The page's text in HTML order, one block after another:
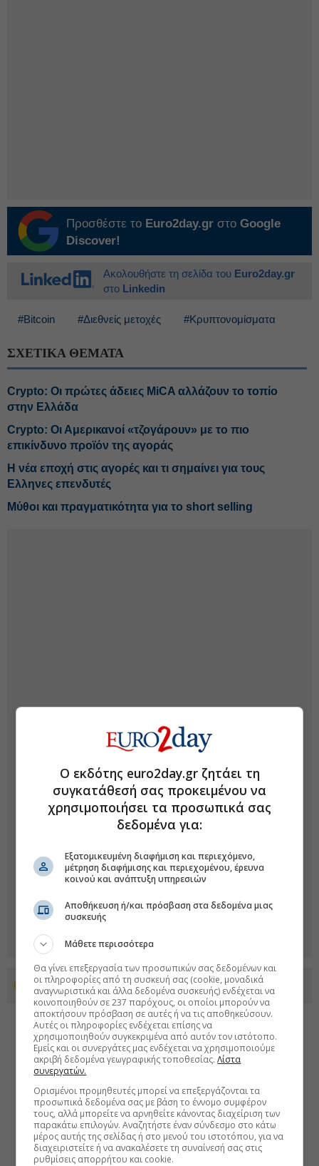
Προσθέστε το Euro2day.gr στο Google
Discover!
Ακολουθήστε τη σελίδα του Euro2day.gr
στο Linkedin
#Bitcoin #Διεθνείς μετοχές #Κρυπτονομίσματα
ΣΧΕΤΙΚΑ ΘΕΜΑΤΑ
Crypto: Οι πρώτες άδειες MiCA αλλάζουν το τοπίο
στην Ελλάδα
Crypto: Οι Αμερικανοί «τζογάρουν» με το πιο
επικίνδυνο προϊόν της αγοράς
Η νέα εποχή στις αγορές και τι σημαίνει για τους
Ελληνες επενδυτές
Μύθοι και πραγματικότητα για το short selling
Προσθέστε το euro2day.gr στο Discover
Ο εκδότης euro2day.gr ζητάει τη
συγκατάθεσή σας προκειμένου να
χρησιμοποιήσει τα προσωπικά σας
δεδομένα για:
Εξατομικευμένη διαφήμιση και περιεχόμενο,
μέτρηση διαφήμισης και περιεχομένου, έρευνα
κοινού και ανάπτυξη υπηρεσιών
Αποθήκευση ή/και πρόσβαση στα δεδομένα μιας
συσκευής
Μάθετε περισσότερα
Θα γίνει επεξεργασία των προσωπικών σας δεδομένων και
οι πληροφορίες από τη συσκευή σας (cookie, μοναδικά
αναγνωριστικά και άλλα δεδομένα συσκευής) ενδέχεται να
κοινοποιηθούν σε 237 παρόχους, οι οποίοι μπορούν να
αποκτήσουν πρόσβαση σε αυτές ή να τις αποθηκεύσουν.
Αυτές οι πληροφορίες ενδέχεται επίσης να
χρησιμοποιηθούν συγκεκριμένα από αυτόν τον ιστότοπο.
Εμείς και οι συνεργάτες μας ενδέχεται να χρησιμοποιούμε
ακριβή δεδομένα γεωγραφικής τοποθεσίας.Λίστα
συνεργατών.
Ορισμένοι προμηθευτές μπορεί να επεξεργάζονται τα
προσωπικά δεδομένα σας με βάση το έννομο συμφέρον
τους, αλλά μπορείτε να αρνηθείτε κάνοντας διαχείριση των
παρακάτω επιλογών. Αναζητήστε έναν σύνδεσμο στο κάτω
μέρος αυτής της σελίδας ή στο μενού του ιστοτόπου, για να
διαχειριστείτε ή να ανακαλέσετε τη συναίνεσή σας στις
ρυθμίσεις απορρήτου και cookie.